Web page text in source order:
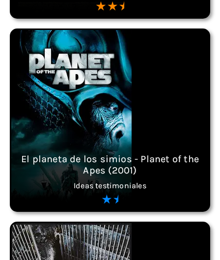
El planeta de los simios - Planet of the
Apes (2001)
Ideas testimoniales